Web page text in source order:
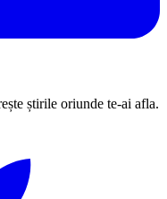
știrile oriunde te-ai afla.